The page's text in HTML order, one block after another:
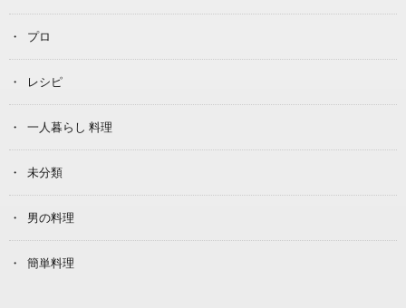
プロ
レシピ
一人暮らし 料理
未分類
男の料理
簡単料理